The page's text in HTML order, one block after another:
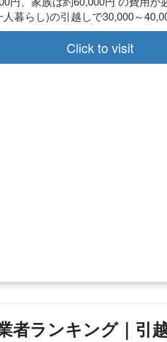
暮らし)の引越しで30,000～
Click to visit
者ランキング｜引